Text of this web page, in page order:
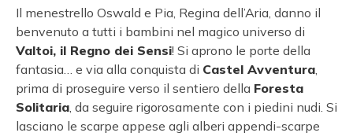
Il menestrello Oswald e Pia, Regina dell’Aria, danno il
benvenuto a tutti i bambini nel magico universo di
Valtoi, il Regno dei Sensi! Si aprono le porte della
fantasia… e via alla conquista di Castel Avventura,
prima di proseguire verso il sentiero della Foresta
Solitaria, da seguire rigorosamente con i piedini nudi. Si
lasciano le scarpe appese agli alberi appendi-scarpe